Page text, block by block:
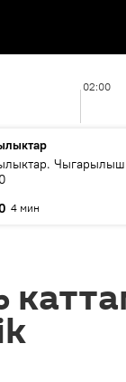
02:00
Чыгарылыш
4 мин